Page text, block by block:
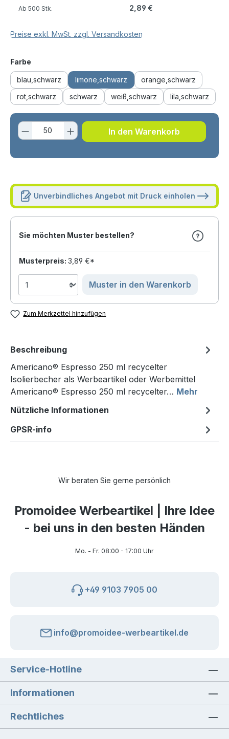
Ab 500 Stk. 2,89 €
Preise exkl. MwSt. zzgl. Versandkosten
Farbe
blau,schwarz limone,schwarz
orange,schwarz
rot,schwarz
schwarz weiß,schwarz lila,schwarz
Produkt Anzahl: Gib den
In den Warenkorb
Unverbindliches Angebot mit Druck einholen
Sie möchten Muster bestellen?
Musterpreis: 3,89 €*
Muster in den Warenkorb
Zum Merkzettel hinzufügen
Beschreibung
Americano® Espresso 250 ml recycelter
Isolierbecher als Werbeartikel oder Werbemittel
Americano® Espresso 250 ml recycelter… Mehr
Nützliche Informationen
GPSR-info
Wir beraten Sie gerne persönlich
Promoidee Werbeartikel | Ihre Idee
- bei uns in den besten Händen
Mo. - Fr. 08:00 - 17:00 Uhr
+49 9103 7905 00
info@promoidee-werbeartikel.de
Service-Hotline
Informationen
Rechtliches